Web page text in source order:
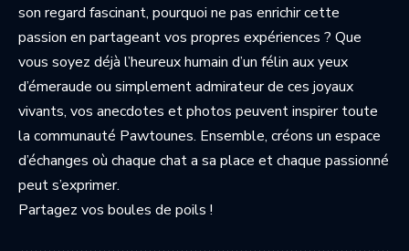
son regard fascinant, pourquoi ne pas enrichir cette
passion en partageant vos propres expériences ? Que
vous soyez déjà l’heureux humain d’un félin aux yeux
d’émeraude ou simplement admirateur de ces joyaux
vivants, vos anecdotes et photos peuvent inspirer toute
la communauté Pawtounes. Ensemble, créons un espace
d’échanges où chaque chat a sa place et chaque passionné
peut s’exprimer.
Partagez vos boules de poils !